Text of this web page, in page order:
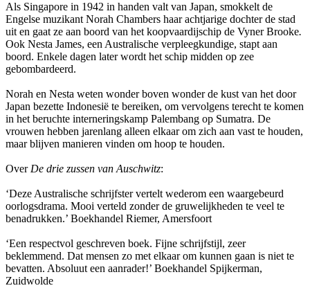
Als Singapore in 1942 in handen valt van Japan, smokkelt de
Engelse muzikant Norah Chambers haar achtjarige dochter de stad
uit en gaat ze aan boord van het koopvaardijschip de Vyner Brooke.
Ook Nesta James, een Australische verpleegkundige, stapt aan
boord. Enkele dagen later wordt het schip midden op zee
gebombardeerd.
Norah en Nesta weten wonder boven wonder de kust van het door
Japan bezette Indonesië te bereiken, om vervolgens terecht te komen
in het beruchte interneringskamp Palembang op Sumatra. De
vrouwen hebben jarenlang alleen elkaar om zich aan vast te houden,
maar blijven manieren vinden om hoop te houden.
Over De drie zussen van Auschwitz:
‘Deze Australische schrijfster vertelt wederom een waargebeurd
oorlogsdrama. Mooi verteld zonder de gruwelijkheden te veel te
benadrukken.’ Boekhandel Riemer, Amersfoort
‘Een respectvol geschreven boek. Fijne schrijfstijl, zeer
beklemmend. Dat mensen zo met elkaar om kunnen gaan is niet te
bevatten. Absoluut een aanrader!’ Boekhandel Spijkerman,
Zuidwolde